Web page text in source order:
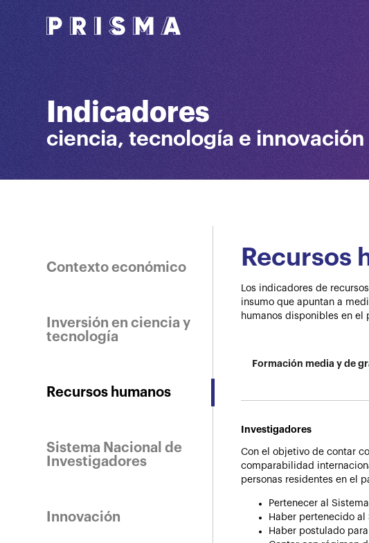
Indicadores
ciencia, tecnología e innovación
Contexto económico
Inversión en ciencia y
tecnología
Recursos humanos
Sistema Nacional de
Investigadores
Innovación
Recursos
Los indicadores de
insumo que apuntan a
humanos disponibles en
Formación media y de
Investigadores
Con el objetivo de contar
comparabilidad
personas residentes en el
Pertenecer al
Haber pertenecido al
Haber postulado